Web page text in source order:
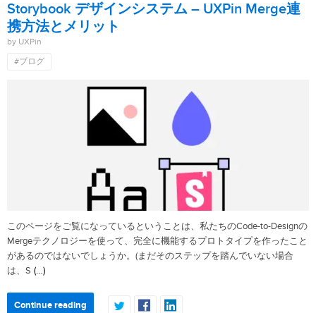
Storybook デザインシステム – UXPin Merge連
携方法とメリット
by UXPin
#ブログ
このページをご覧になっているということは、私たちのCode-to-Designの
Mergeテクノロジーを使って、完全に機能するプロトタイプを作ったこと
があるのではないでしょうか。(まだそのステップを踏んでいない場合
は、S (…)
Continue reading